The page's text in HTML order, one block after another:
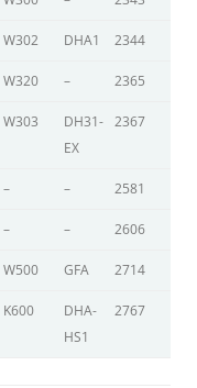
W302 DHA1 2344
W320 – 2365
W303
DH31-
EX
2367
– – 2581
– – 2606
W500 GFA 2714
K600
DHA-
HS1
2767